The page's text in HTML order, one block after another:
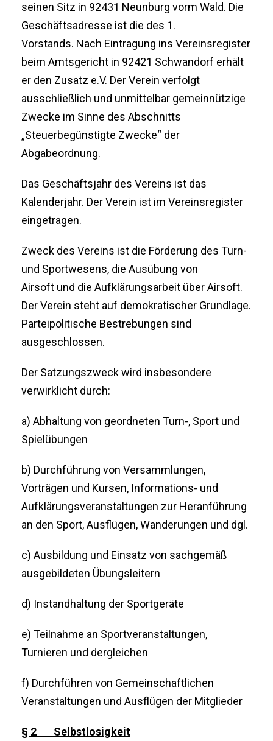
seinen Sitz in 92431 Neunburg vorm Wald. Die
Geschäftsadresse ist die des 1.
Vorstands. Nach Eintragung ins Vereinsregister
beim Amtsgericht in 92421 Schwandorf erhält
er den Zusatz e.V. Der Verein verfolgt
ausschließlich und unmittelbar gemeinnützige
Zwecke im Sinne des Abschnitts
„Steuerbegünstigte Zwecke“ der
Abgabeordnung.
Das Geschäftsjahr des Vereins ist das
Kalenderjahr. Der Verein ist im Vereinsregister
eingetragen.
Zweck des Vereins ist die Förderung des Turn-
und Sportwesens, die Ausübung von
Airsoft und die Aufklärungsarbeit über Airsoft.
Der Verein steht auf demokratischer Grundlage.
Parteipolitische Bestrebungen sind
ausgeschlossen.
Der Satzungszweck wird insbesondere
verwirklicht durch:
a) Abhaltung von geordneten Turn-, Sport und
Spielübungen
b) Durchführung von Versammlungen,
Vorträgen und Kursen, Informations- und
Aufklärungsveranstaltungen zur Heranführung
an den Sport, Ausflügen, Wanderungen und dgl.
c) Ausbildung und Einsatz von sachgemäß
ausgebildeten Übungsleitern
d) Instandhaltung der Sportgeräte
e) Teilnahme an Sportveranstaltungen,
Turnieren und dergleichen
f) Durchführen von Gemeinschaftlichen
Veranstaltungen und Ausflügen der Mitglieder
§ 2 Selbstlosigkeit